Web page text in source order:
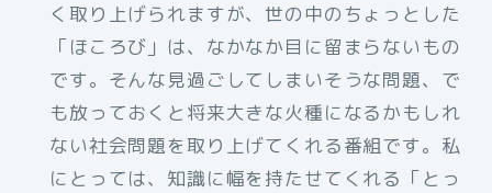
く取り上げられますが、世の中のちょっとした
「ほころび」は、なかなか目に留まらないもの
です。そんな見過ごしてしまいそうな問題、で
も放っておくと将来大きな火種になるかもしれ
ない社会問題を取り上げてくれる番組です。私
にとっては、知識に幅を持たせてくれる「とっ